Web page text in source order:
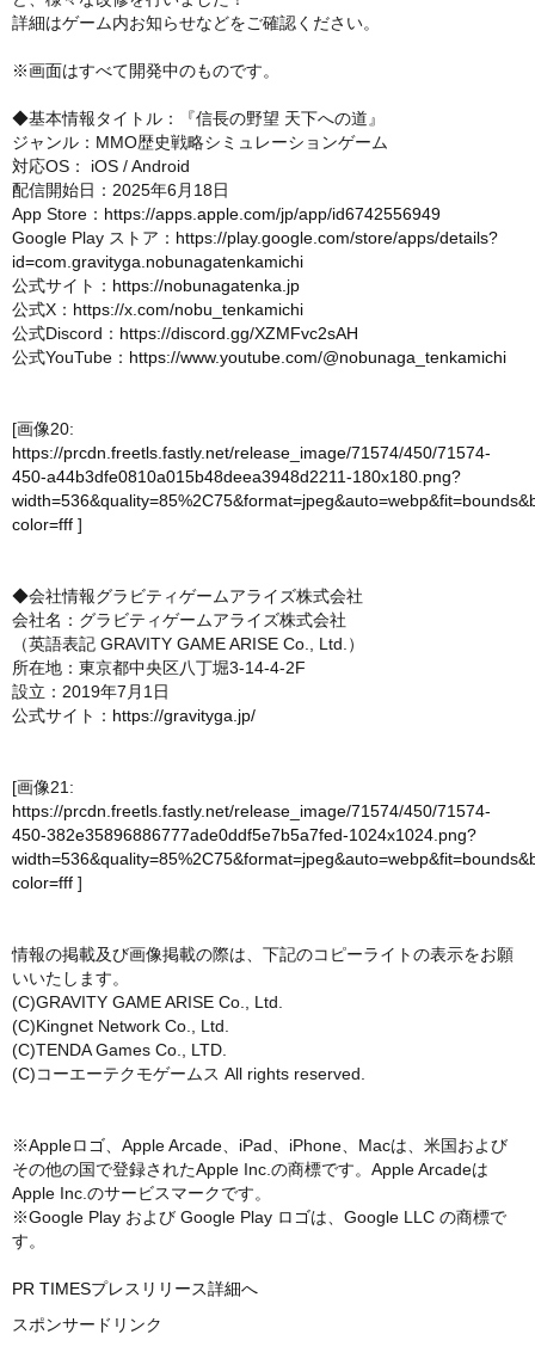
詳細はゲーム内お知らせなどをご確認ください。
※画面はすべて開発中のものです。
◆基本情報タイトル：『信長の野望 天下への道』
ジャンル：MMO歴史戦略シミュレーションゲーム
対応OS： iOS / Android
配信開始日：2025年6月18日
App Store： https://apps.apple.com/jp/app/id6742556949
Google Play ストア： https://play.google.com/store/apps/details?
id=com.gravityga.nobunagatenkamichi
公式サイト： https://nobunagatenka.jp
公式X： https://x.com/nobu_tenkamichi
公式Discord： https://discord.gg/XZMFvc2sAH
公式YouTube： https://www.youtube.com/@nobunaga_tenkamichi
[画像20:
https://prcdn.freetls.fastly.net/release_image/71574/450/71574-
450-a44b3dfe0810a015b48deea3948d2211-180x180.png?
color=fff ]
◆会社情報グラビティゲームアライズ株式会社
会社名：グラビティゲームアライズ株式会社
（英語表記 GRAVITY GAME ARISE Co., Ltd.）
所在地：東京都中央区八丁堀3-14-4-2F
設立：2019年7月1日
公式サイト： https://gravityga.jp/
[画像21:
https://prcdn.freetls.fastly.net/release_image/71574/450/71574-
450-382e35896886777ade0ddf5e7b5a7fed-1024x1024.png?
color=fff ]
情報の掲載及び画像掲載の際は、下記のコピーライトの表示をお願
いいたします。
(C)GRAVITY GAME ARISE Co., Ltd.
(C)Kingnet Network Co., Ltd.
(C)TENDA Games Co., LTD.
(C)コーエーテクモゲームス All rights reserved.
※Appleロゴ、Apple Arcade、iPad、iPhone、Macは、米国および
その他の国で登録されたApple Inc.の商標です。Apple Arcadeは
Apple Inc.のサービスマークです。
※Google Play および Google Play ロゴは、Google LLC の商標で
す。
PR TIMESプレスリリース詳細へ
スポンサードリンク